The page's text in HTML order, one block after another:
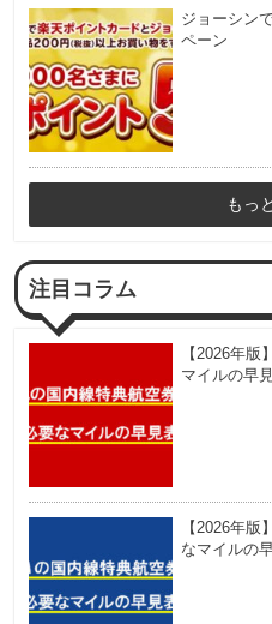
ジョーシン
ペーン
もっ
注目コラム
【2026年
マイルの早
【2026年
なマイルの